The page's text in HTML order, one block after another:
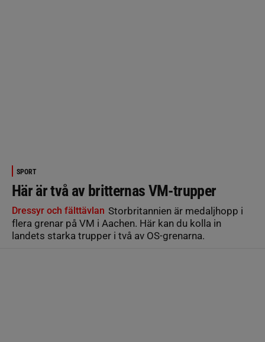
SPORT
Här är två av britternas VM-trupper
Dressyr och fälttävlan Storbritannien är medaljhopp i
flera grenar på VM i Aachen. Här kan du kolla in
landets starka trupper i två av OS-grenarna.